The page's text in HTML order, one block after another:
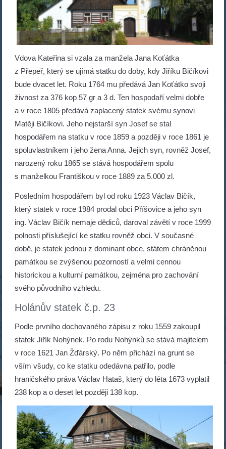
Vdova Kateřina si vzala za manžela Jana Koťátka
z Přepeř, který se ujímá statku do doby, kdy Jiříku Bičíkovi
bude dvacet let. Roku 1764 mu předává Jan Koťátko svoji
živnost za 376 kop 57 gr a 3 d. Ten hospodaří velmi dobře
a v roce 1805 předává zaplacený statek svému synovi
Matěji Bičíkovi. Jeho nejstarší syn Josef se stal
hospodářem na statku v roce 1859 a později v roce 1861 je
spoluvlastníkem i jeho žena Anna. Jejich syn, rovněž Josef,
narozený roku 1865 se stává hospodářem spolu
s manželkou Františkou v roce 1889 za 5.000 zl.
Posledním hospodářem byl od roku 1923 Václav Bičík,
který statek v roce 1984 prodal obci Příšovice a jeho syn
ing. Václav Bičík nemaje dědiců, daroval závětí v roce 1999
polnosti příslušející ke statku rovněž obci. V současné
době, je statek jednou z dominant obce, státem chráněnou
památkou se zvýšenou pozorností a velmi cennou
historickou a kulturní památkou, zejména pro zachování
svého původního vzhledu.
Holánův statek č.p. 23
Podle prvního dochovaného zápisu z roku 1559 zakoupil
statek Jiřík Nohýnek. Po rodu Nohýnků se stává majitelem
v roce 1621 Jan Žďárský. Po něm přichází na grunt se
vším všudy, co ke statku odedávna patřilo, podle
hraničského práva Václav Hataš, který do léta 1673 vyplatil
238 kop a o deset let později 138 kop.